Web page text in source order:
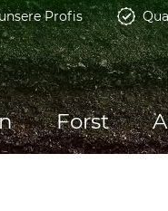
Profis
Forst